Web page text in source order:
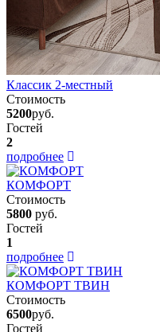
Классик 2-местный
Стоимость
5200руб.
Гостей
2
подробнее
КОМФОРТ
Стоимость
5800 руб.
Гостей
1
подробнее
КОМФОРТ ТВИН
Стоимость
6500руб.
Гостей